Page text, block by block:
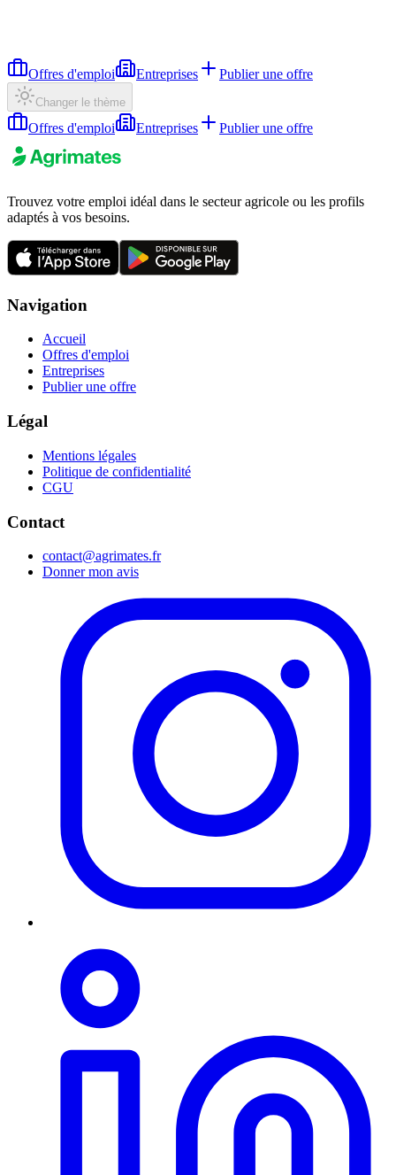
Offres d'emploi Entreprises Publier une offre
Changer le thème
Offres d'emploi Entreprises Publier une offre
Trouvez votre emploi idéal dans le secteur agricole ou les profils
adaptés à vos besoins.
Navigation
Accueil
Offres d'emploi
Entreprises
Publier une offre
Légal
Mentions légales
Politique de confidentialité
CGU
Contact
contact@agrimates.fr
Donner mon avis